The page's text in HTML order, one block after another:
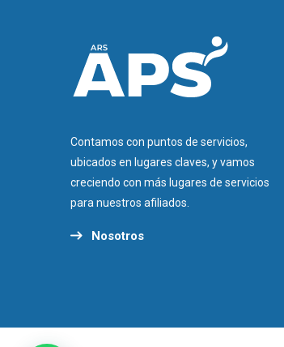
Contamos con puntos de servicios,
ubicados en lugares claves, y vamos
creciendo con más lugares de servicios
para nuestros afiliados.
Nosotros